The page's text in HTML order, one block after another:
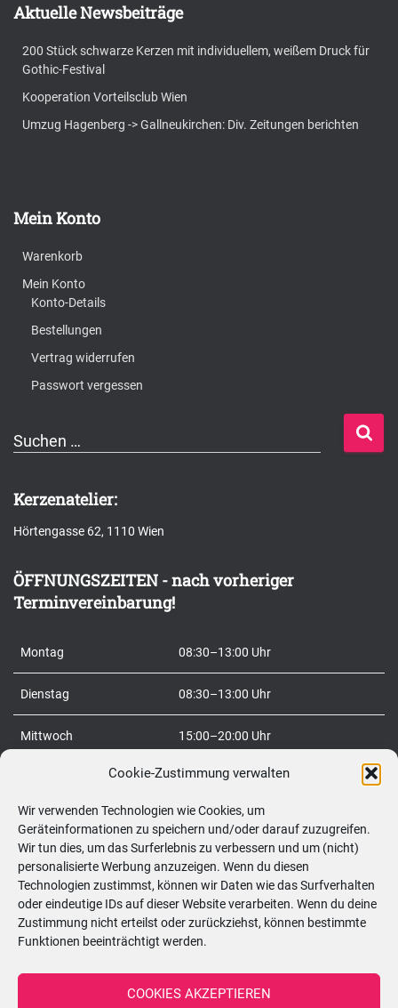
Cookie-Zustimmung verwalten
Wir verwenden Technologien wie Cookies, um
Geräteinformationen zu speichern und/oder darauf zuzugreifen.
Wir tun dies, um das Surferlebnis zu verbessern und um (nicht)
personalisierte Werbung anzuzeigen. Wenn du diesen
Technologien zustimmst, können wir Daten wie das Surfverhalten
oder eindeutige IDs auf dieser Website verarbeiten. Wenn du deine
Zustimmung nicht erteilst oder zurückziehst, können bestimmte
Funktionen beeinträchtigt werden.
COOKIES AKZEPTIEREN
Aktuelle Newsbeiträge
200 Stück schwarze Kerzen mit individuellem, weißem Druck für
Gothic-Festival
Kooperation Vorteilsclub Wien
Umzug Hagenberg -> Gallneukirchen: Div. Zeitungen berichten
Mein Konto
Warenkorb
Mein Konto
Konto-Details
Bestellungen
Vertrag widerrufen
Passwort vergessen
S
h
e
n
a
Suchen …
Kerzenatelier:
Hörtengasse 62, 1110 Wien
ÖFFNUNGSZEITEN - nach vorheriger
Terminvereinbarung!
Montag 08:30–13:00 Uhr
Dienstag 08:30–13:00 Uhr
Mittwoch 15:00–20:00 Uhr
08:30–20:00 Uhr
Freitag 08:30–20:00 Uhr
Samstag 09:00–12:00 Uhr
So geschlossen